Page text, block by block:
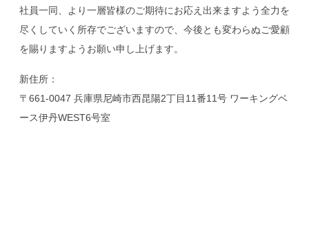
社員一同、より一層皆様のご期待にお応え出来ますよう全力を
尽くしていく所存でございますので、今後とも変わらぬご愛顧
を賜りますようお願い申し上げます。
新住所：
〒661-0047 兵庫県尼崎市西昆陽2丁目11番11号 ワーキングベ
ース伊丹WEST6号室